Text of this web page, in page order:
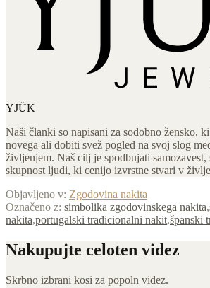
YJÜK
Naši članki so napisani za sodobno žensko,
novega ali dobiti svež pogled na svoj slog
življenjem. Naš cilj je spodbujati
skupnost ljudi, ki cenijo izvrstne stvari v
Objavljeno v: Zgodovina nakita
Označeno z: simbolika zgodovinskega nakita,
nakita,portugalski tradicionalni nakit,španski
Nakupujte celoten videz
Skrbno izbrani kosi za popoln videz.